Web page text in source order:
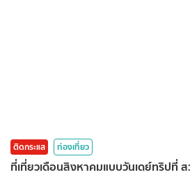
ติดกระแส ท่องเที่ยว
ที่เที่ยวเดือนสิงหาคมแบบวันเดย์ทริปที่